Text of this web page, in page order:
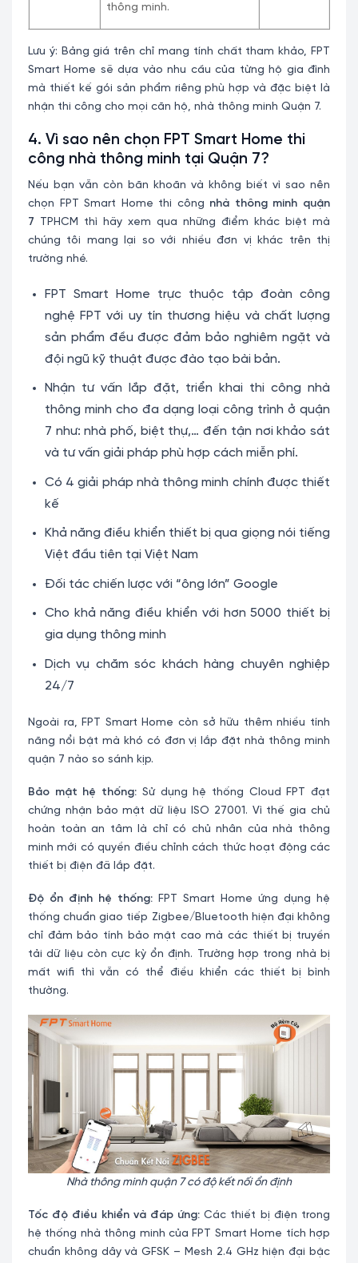
thông minh.
Lưu ý: Bảng giá trên chỉ mang tính chất tham khảo, FPT
Smart Home sẽ dựa vào nhu cầu của từng hộ gia đình
mà thiết kế gói sản phẩm riêng phù hợp và đặc biệt là
nhận thi công cho mọi căn hộ, nhà thông minh Quận 7.
4. Vì sao nên chọn FPT Smart Home thi
công nhà thông minh tại Quận 7?
Nếu bạn vẫn còn băn khoăn và không biết vì sao nên
chọn FPT Smart Home thi công nhà thông minh quận
7 TPHCM thì hãy xem qua những điểm khác biệt mà
chúng tôi mang lại so với nhiều đơn vị khác trên thị
trường nhé.
FPT Smart Home trực thuộc tập đoàn công
nghệ FPT với uy tín thương hiệu và chất lượng
sản phẩm đều được đảm bảo nghiêm ngặt và
đội ngũ kỹ thuật được đào tạo bài bản.
Nhận tư vấn lắp đặt, triển khai thi công nhà
thông minh cho đa dạng loại công trình ở quận
7 như: nhà phố, biệt thự,… đến tận nơi khảo sát
và tư vấn giải pháp phù hợp cách miễn phí.
Có 4 giải pháp nhà thông minh chính được thiết
kế
Khả năng điều khiển thiết bị qua giọng nói tiếng
Việt đầu tiên tại Việt Nam
Đối tác chiến lược với “ông lớn” Google
Cho khả năng điều khiển với hơn 5000 thiết bị
gia dụng thông minh
Dịch vụ chăm sóc khách hàng chuyên nghiệp
24/7
Ngoài ra, FPT Smart Home còn sở hữu thêm nhiều tính
năng nổi bật mà khó có đơn vị lắp đặt nhà thông minh
quận 7 nào so sánh kịp.
Bảo mật hệ thống: Sử dụng hệ thống Cloud FPT đạt
chứng nhận bảo mật dữ liệu ISO 27001. Vì thế gia chủ
hoàn toàn an tâm là chỉ có chủ nhân của nhà thông
minh mới có quyền điều chỉnh cách thức hoạt động các
thiết bị điện đã lắp đặt.
Độ ổn định hệ thống: FPT Smart Home ứng dụng hệ
thống chuẩn giao tiếp Zigbee/Bluetooth hiện đại không
chỉ đảm bảo tính bảo mật cao mà các thiết bị truyền
tải dữ liệu còn cực kỳ ổn định. Trường hợp trong nhà bị
mất wifi thì vẫn có thể điều khiển các thiết bị bình
thường.
Nhà thông minh quận 7 có độ kết nối ổn định
Tốc độ điều khiển và đáp ứng: Các thiết bị điện trong
hệ thống nhà thông minh của FPT Smart Home tích hợp
chuẩn không dây và GFSK – Mesh 2.4 GHz hiện đại bậc